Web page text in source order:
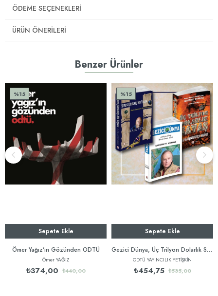
ÖDEME SEÇENEKLERI
ÜRÜN ÖNERILERI
Benzer Ürünler
Sepete Ekle
Ömer Yağız'ın Gözünden ODTÜ
Ömer YAĞIZ
₺374,00 ₺440,00
%15
Sepete Ekle
Gezici Dünya, Üç Trilyon Dolarlık Savaş, Şifresi Çözülmüş Bir Yaşam
ODTÜ YAYINCILIK YETİŞKİN
₺454,75 ₺535,00
%15